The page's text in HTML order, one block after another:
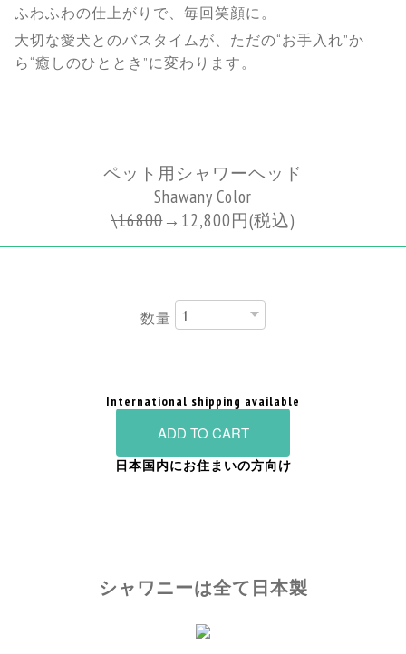
ふわふわの仕上がりで、毎回笑顔に。
大切な愛犬とのバスタイムが、ただの“お手入れ”か
ら“癒しのひととき”に変わります。
ペット用シャワーヘッド
Shawany Color
\16800→ 12,800円(税込)
数量
International shipping available
ADD TO CART
日本国内にお住まいの方向け
シャワニーは全て日本製